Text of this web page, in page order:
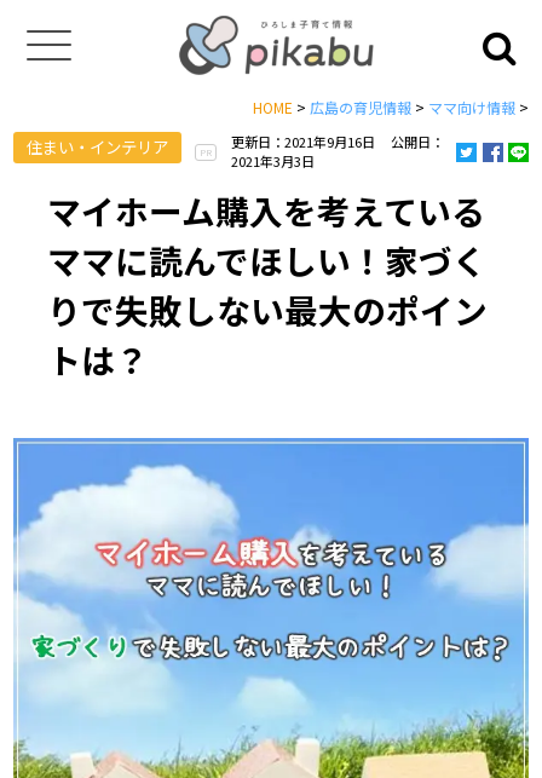
HOME > 広島の育児情報> ママ向け情報>
住まい・インテリア PR
更新日：2021年9月16日
公開日：
2021年3月3日
マイホーム購入を考えている
ママに読んでほしい！家づく
りで失敗しない最大のポイン
トは？